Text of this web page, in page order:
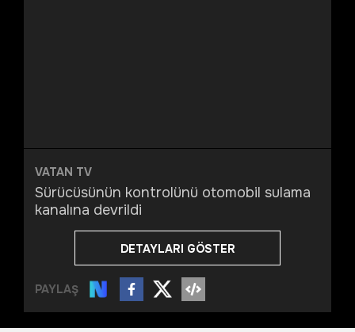
VATAN TV
Sürücüsünün kontrolünü otomobil sulama
kanalına devrildi
DETAYLARI GÖSTER
PAYLAŞ